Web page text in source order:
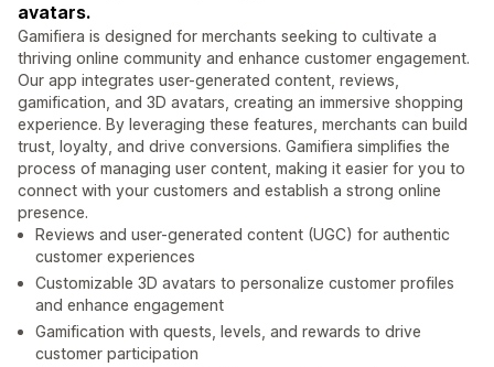
avatars.
Gamifiera is designed for merchants seeking to cultivate a
thriving online community and enhance customer engagement.
Our app integrates user-generated content, reviews,
gamification, and 3D avatars, creating an immersive shopping
experience. By leveraging these features, merchants can build
trust, loyalty, and drive conversions. Gamifiera simplifies the
process of managing user content, making it easier for you to
connect with your customers and establish a strong online
presence.
Reviews and user-generated content (UGC) for authentic
customer experiences
Customizable 3D avatars to personalize customer profiles
and enhance engagement
Gamification with quests, levels, and rewards to drive
customer participation